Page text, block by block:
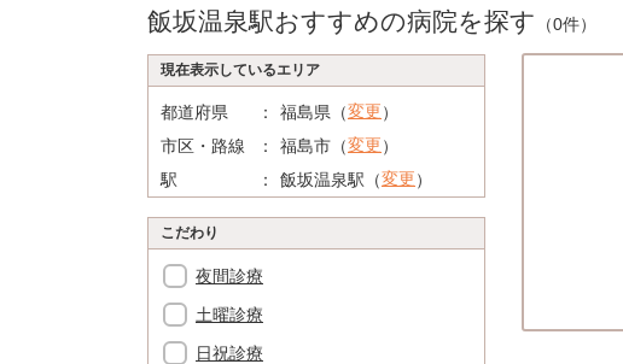
飯坂温泉駅おすすめの病院を探す （0件）
現在表示しているエリア
都道府県 福島県（変更）
市区・路線
福島市（変更）
駅
飯坂温泉駅（変更）
こだわり
夜間診療
土曜診療
日祝診療